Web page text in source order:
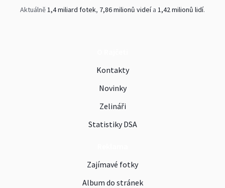
Aktuálně1,4 miliard fotek, 7,86 milionů videía 1,42 milionů lidí.
Kontakty
Novinky
Zelináři
Statistiky DSA
Zajímavé fotky
Album do stránek